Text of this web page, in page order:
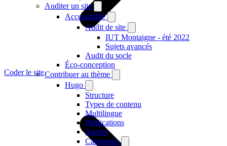
Auditer un site
Accessibilité
Audit de site
IUT Montaigne - été 2022
Sujets avancés
Audit du socle
Éco-conception
Contribuer au thème
Hugo
Structure
Types de contenu
Multilingue
Publications
Ancres
Catégories
Coder le site